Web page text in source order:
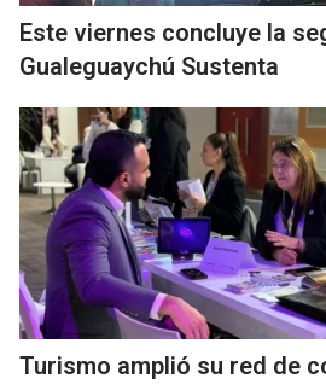
Este viernes concluye la
Gualeguaychú Sustenta
Turismo amplió su red de